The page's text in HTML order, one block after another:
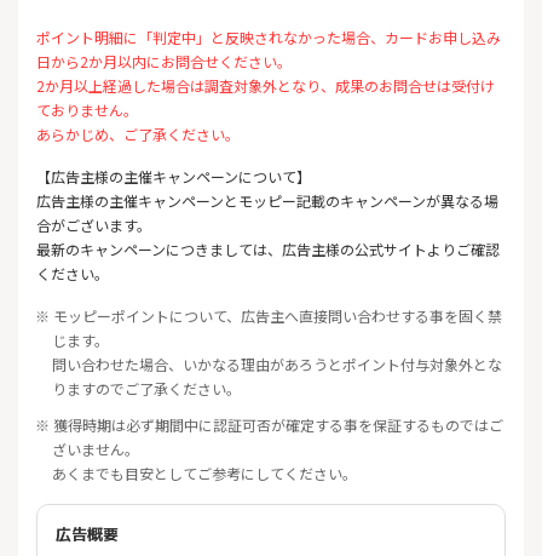
ポイント明細に「判定中」と反映されなかった場合、カードお申し込み
日から2か月以内にお問合せください。
2か月以上経過した場合は調査対象外となり、成果のお問合せは受付け
ておりません。
あらかじめ、ご了承ください。
【広告主様の主催キャンペーンについて】
広告主様の主催キャンペーンとモッピー記載のキャンペーンが異なる場
合がございます。
最新のキャンペーンにつきましては、広告主様の公式サイトよりご確認
ください。
※ モッピーポイントについて、広告主へ直接問い合わせする事を固く禁
じます。
問い合わせた場合、いかなる理由があろうとポイント付与対象外とな
りますのでご了承ください。
※ 獲得時期は必ず期間中に認証可否が確定する事を保証するものではご
ざいません。
あくまでも目安としてご参考にしてください。
広告概要